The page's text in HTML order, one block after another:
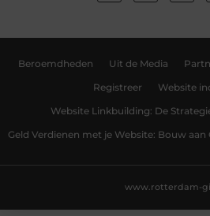
Beroemdheden Uit de Media
Registreer Website
Website Linkbuilding: De
Geld Verdienen met je Website: Bouw
www.rotterdam-